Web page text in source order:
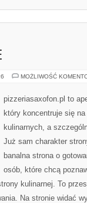
MOŻLIWOŚĆ
pizzeriasaxofon.pl to
który koncentruje się
kulinarnych, a
Już sam charakter
banalna strona o
osób, które chcą
kulinarnej. To
Na stronie widać